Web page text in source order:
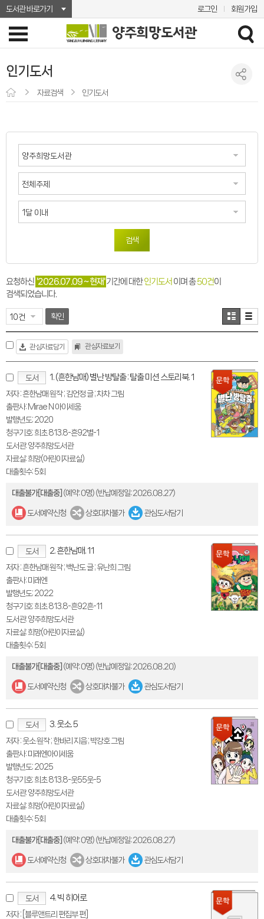
도서관 바로가기 로그인 회원가입
인기도서
자료검색 인기도서
검색
요청하신 '2026.07.09 ~ 현재'기간에 대한인기도서 이며 총50건이
검색되었습니다.
확인
관심자료담기 관심자료보기
도서 1. (흔한남매) 별난 방탈출 : 탈출 미션 스토리북. 1
저자 : 흔한남매 원작 ; 김언정 글 ; 차차 그림
출판사: Mirae N 아이세움
발행년도: 2020
청구기호: 희초 813.8-흔92별-1
도서관: 양주희망도서관
자료실: 희망(어린이자료실)
대출횟수: 5회
대출불가[대출중] (예약: 0명)(반납예정일: 2026.08.27)
도서예약신청 상호대차불가 관심도서담기
도서 2. 흔한남매. 11
저자 : 흔한남매 원작 ; 백난도 글 ; 유난희 그림
출판사: 미래엔
발행년도: 2022
청구기호: 희초 813.8-흔92흔-11
도서관: 양주희망도서관
자료실: 희망(어린이자료실)
대출횟수: 5회
대출불가[대출중] (예약: 0명)(반납예정일: 2026.08.20)
도서예약신청 상호대차불가 관심도서담기
도서 3. 웃소. 5
저자 : 웃소 원작 ; 한바리 지음 ; 박강호 그림
출판사: 미래엔아이세움
발행년도: 2025
청구기호: 희초 813.8-웃55웃-5
도서관: 양주희망도서관
자료실: 희망(어린이자료실)
대출횟수: 5회
대출불가[대출중] (예약: 0명)(반납예정일: 2026.08.27)
도서예약신청 상호대차불가 관심도서담기
도서 4. 빅 히어로
저자 : [블루앤트리 편집부 편]